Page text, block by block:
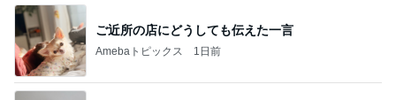
ご近所の店にどうしても伝えた一言
Amebaトピックス 1日前